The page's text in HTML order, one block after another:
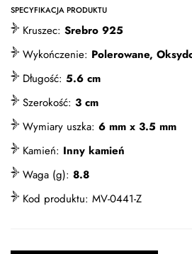
SPECYFIKACJA PRODUKTU
Kruszec: Srebro 925
Wykończenie: Polerowane,
Długość: 5.6 cm
Szerokość: 3 cm
Wymiary uszka: 6 mm x 3.5 mm
Kamień: Inny kamień
Waga (g): 8.8
Kod produktu: MV-0441-Z